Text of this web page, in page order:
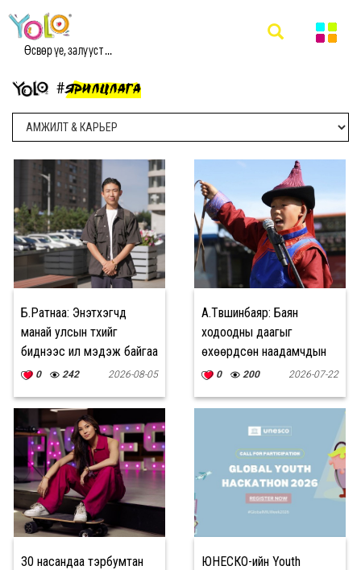
Өсвөр үе, залууст ...
#ЯРИЛЦЛАГА
Б.Ратнаа: Энэтхэгчүүд
манай улсын түүхийг
биднээс илүү мэдэж байгаа
мэт санагдаж
0 242 2026-08-05
А.Түвшинбаяр: Баян
ходоодны даагыг
өхөөрдсөн наадамчдын
уухай надад их урам
0 200 2026-07-22
30 насандаа тэрбумтан
ЮНЕСКО-ийн Youth